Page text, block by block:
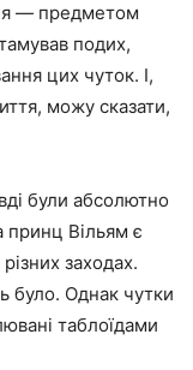
— предметом
подих,
цих чуток. І,
можу сказати,
були абсолютно
принц Вільям є
заходах.
було. Однак чутки
таблоїдами